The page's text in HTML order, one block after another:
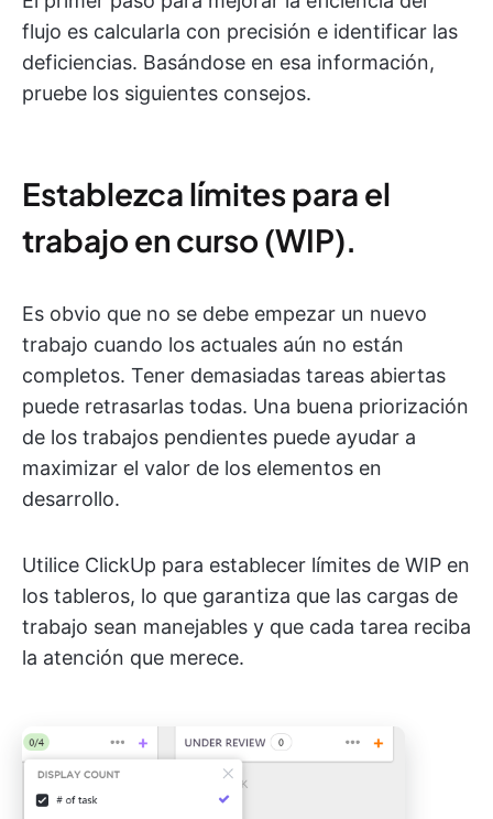
flujo es calcularla con precisión e identificar las
deficiencias. Basándose en esa información,
pruebe los siguientes consejos.
Establezca límites para el
trabajo en curso (WIP).
Es obvio que no se debe empezar un nuevo
trabajo cuando los actuales aún no están
completos. Tener demasiadas tareas abiertas
puede retrasarlas todas. Una buena priorización
de los trabajos pendientes puede ayudar a
maximizar el valor de los elementos en
desarrollo.
Utilice ClickUp para establecer límites de WIP en
los tableros, lo que garantiza que las cargas de
trabajo sean manejables y que cada tarea reciba
la atención que merece.